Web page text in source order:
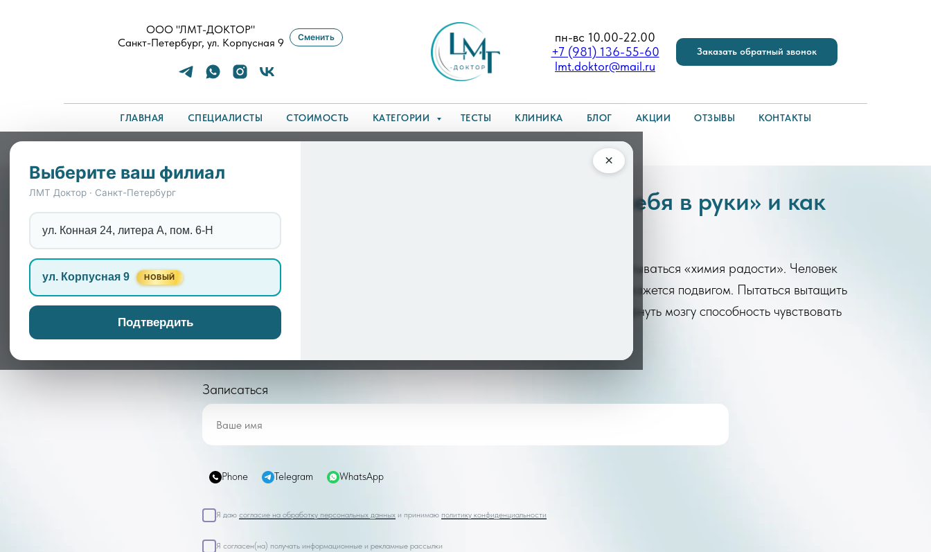
ООО "ЛМТ-ДОКТОР"
Санкт-Петербург, ул. Корпусная 9
Сменить
пн-вс 10.00-22.00
+7 (981) 136-55-60
lmt.doktor@mail.ru
Заказать обратный звонок
ГЛАВНАЯ СПЕЦИАЛИСТЫ СТОИМОСТЬ КАТЕГОРИИ ТЕСТЫ КЛИНИКА БЛОГ АКЦИИ ОТЗЫВЫ КОНТАКТЫ
×
Выберите ваш филиал
ЛМТ Доктор · Санкт-Петербург
ул. Конная 24, литера А, пом. 6-Н
ул. Корпусная 9 НОВЫЙ
Подтвердить
Лечение депрессии: почему нельзя просто «взять себя в руки» и как
помогает врач
Депрессия — это не лень и не плохое настроение. Это состояние, когда в мозгу перестает вырабатываться «химия радости». Человек
чувствует себя как в вязком тумане: еда безвкусная, хобби не радуют, а обычный поход в магазин кажется подвигом. Пытаться вытащить
себя из этого советами «просто улыбнись» — бесполезно. Здесь нужна помощь медицины, чтобы вернуть мозгу способность чувствовать
Записаться
Phone Telegram WhatsApp
Я даю согласие на обработку персональных данных и принимаю политику конфиденциальности
Я согласен(на) получать информационные и рекламные рассылки